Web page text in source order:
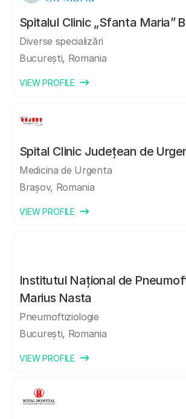
Spitalul Clinic „Sfanta Maria”
Diverse specializări
București, Romania
VIEW PROFILE
Spital Clinic Județean de
Medicina de Urgenta
Brașov, Romania
VIEW PROFILE
Institutul Național de
Marius Nasta
Pneumoftiziologie
București, Romania
VIEW PROFILE